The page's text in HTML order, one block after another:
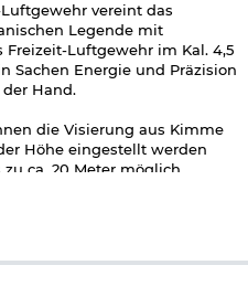
Luftgewehr vereint das
Legende mit
Freizeit-Luftgewehr im Kal. 4,5
Sachen Energie und Präzision
Hand.
die Visierung aus Kimme
Höhe eingestellt werden
ca. 20 Meter möglich.
geschieht wie beim
Stahl-BB im Kal. 4,5